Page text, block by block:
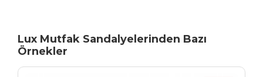
Lux Mutfak Sandalyelerinden Bazı
Örnekler